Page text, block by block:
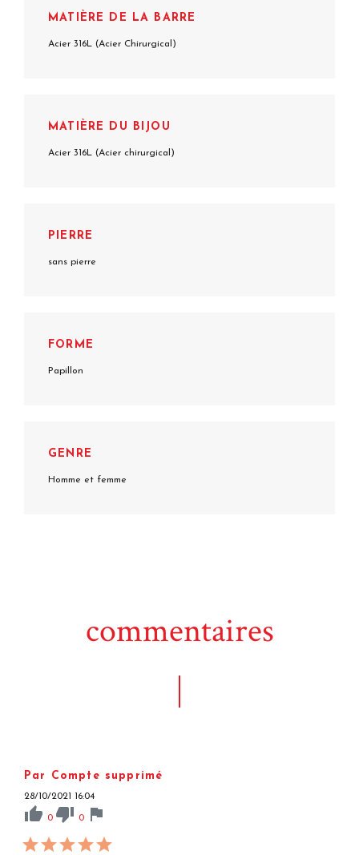
MATIÈRE DE LA BARRE
Acier 316L (Acier Chirurgical)
MATIÈRE DU BIJOU
Acier 316L (Acier chirurgical)
PIERRE
sans pierre
FORME
Papillon
GENRE
Homme et femme
commentaires
Par Compte supprimé
28/10/2021 16:04
thumb_up 0 thumb_down 0 flag